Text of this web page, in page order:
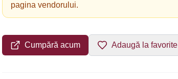
pagina vendorului.
Cumpără acum Adaugă la favorite